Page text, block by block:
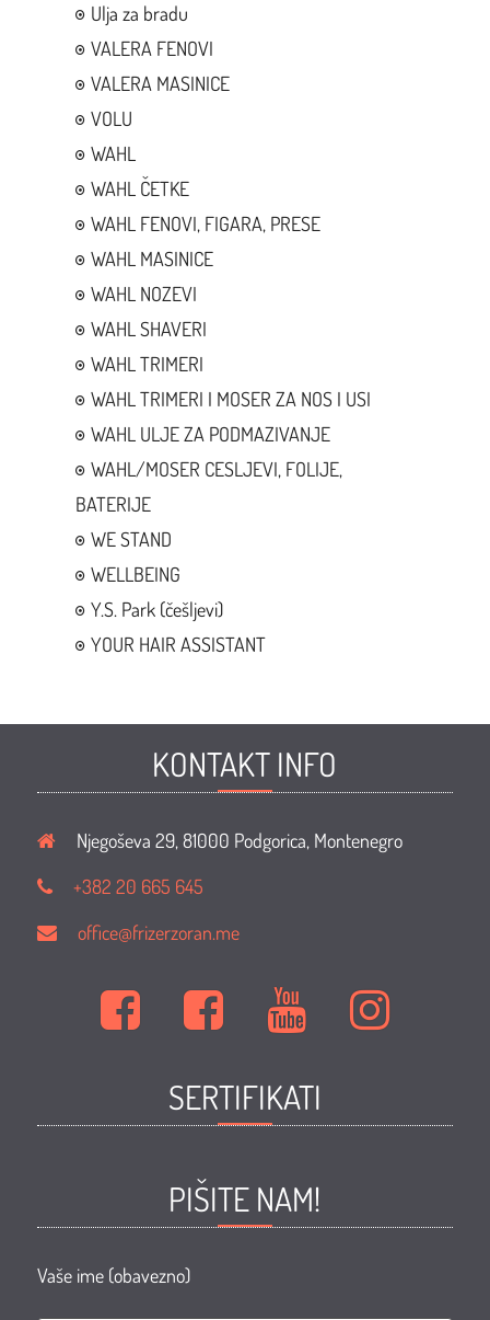
Ulja za bradu
VALERA FENOVI
VALERA MASINICE
VOLU
WAHL
WAHL ČETKE
WAHL FENOVI, FIGARA, PRESE
WAHL MASINICE
WAHL NOZEVI
WAHL SHAVERI
WAHL TRIMERI
WAHL TRIMERI I MOSER ZA NOS I USI
WAHL ULJE ZA PODMAZIVANJE
WAHL/MOSER CESLJEVI, FOLIJE,
BATERIJE
WE STAND
WELLBEING
Y.S. Park (češljevi)
YOUR HAIR ASSISTANT
KONTAKT INFO
Njegoševa 29, 81000 Podgorica, Montenegro
+382 20 665 645
office@frizerzoran.me
mode
ljepote
ZORAN
page
mode
ljepote
ZORAN
group
mode
ljepote
ZORAN
mode
ZORAN
SERTIFIKATI
PIŠITE NAM!
Vaše ime (obavezno)